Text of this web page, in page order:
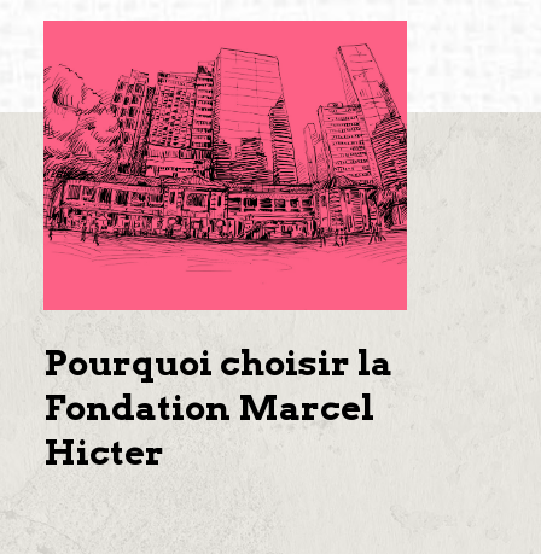
Pourquoi choisir la
Fondation Marcel
Hicter